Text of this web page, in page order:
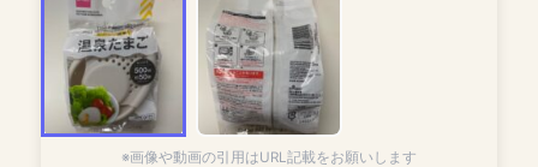
※画像や動画の引用はURL記載をお願いします